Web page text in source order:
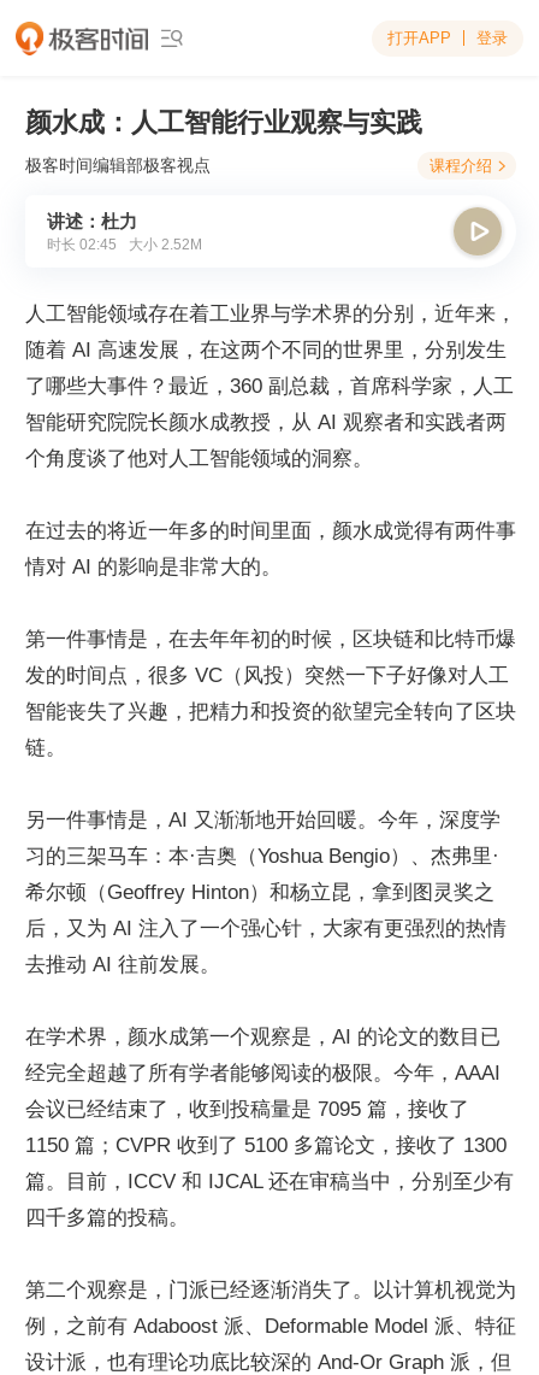
 打开APP 登录
颜水成：人工智能行业观察与实践
极客时间编辑部极客视点 课程介绍 
讲述：杜力
时长 02:45 大小 2.52M

人工智能领域存在着工业界与学术界的分别，近年来，
随着 AI 高速发展，在这两个不同的世界里，分别发生
了哪些大事件？最近，360 副总裁，首席科学家，人工
智能研究院院长颜水成教授，从 AI 观察者和实践者两
个角度谈了他对人工智能领域的洞察。
在过去的将近一年多的时间里面，颜水成觉得有两件事
情对 AI 的影响是非常大的。
第一件事情是，在去年年初的时候，区块链和比特币爆
发的时间点，很多 VC（风投）突然一下子好像对人工
智能丧失了兴趣，把精力和投资的欲望完全转向了区块
链。
另一件事情是，AI 又渐渐地开始回暖。今年，深度学
习的三架马车：本·吉奥（Yoshua Bengio）、杰弗里·
希尔顿（Geoffrey Hinton）和杨立昆，拿到图灵奖之
后，又为 AI 注入了一个强心针，大家有更强烈的热情
去推动 AI 往前发展。
在学术界，颜水成第一个观察是，AI 的论文的数目已
经完全超越了所有学者能够阅读的极限。今年，AAAI
会议已经结束了，收到投稿量是 7095 篇，接收了
1150 篇；CVPR 收到了 5100 多篇论文，接收了 1300
篇。目前，ICCV 和 IJCAL 还在审稿当中，分别至少有
四千多篇的投稿。
第二个观察是，门派已经逐渐消失了。以计算机视觉为
例，之前有 Adaboost 派、Deformable Model 派、特征
设计派，也有理论功底比较深的 And-Or Graph 派，但